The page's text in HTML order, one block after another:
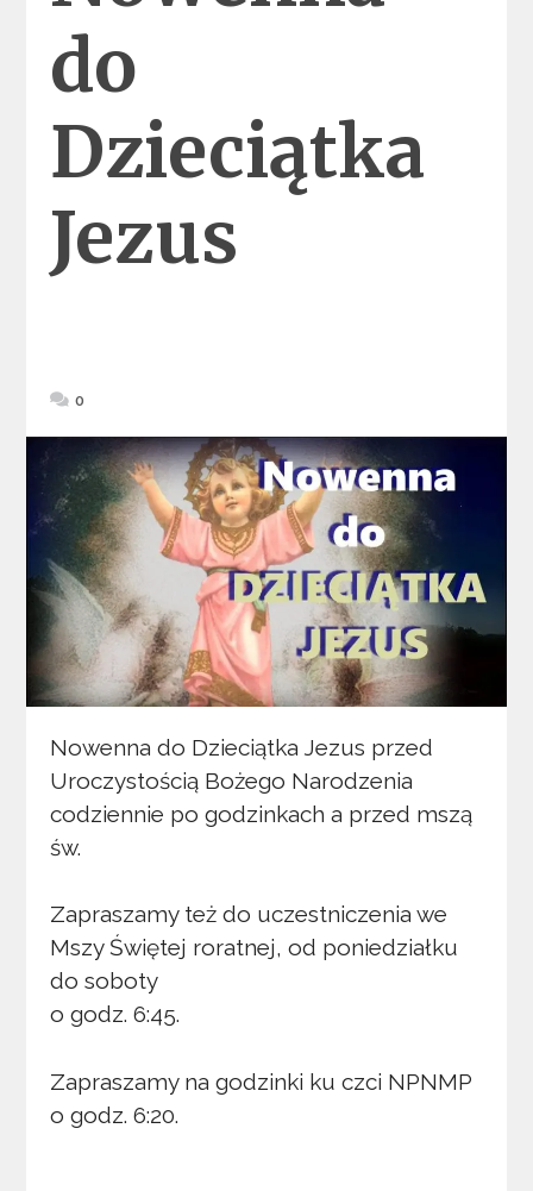
do
Dzieciątka
Jezus
0
Nowenna do Dzieciątka Jezus przed
Uroczystością Bożego Narodzenia
codziennie po godzinkach a przed mszą
św.
Zapraszamy też do uczestniczenia we
Mszy Świętej roratnej, od poniedziałku
do soboty
o godz. 6:45.
Zapraszamy na godzinki ku czci NPNMP
o godz. 6:20.